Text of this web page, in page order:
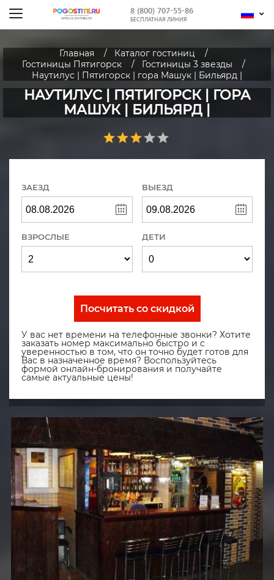
8 (800) 707-55-86
БЕСПЛАТНАЯ ЛИНИЯ
Главная
Каталог гостиниц
Гостиницы Пятигорск
Гостиницы 3 звезды
Наутилус | Пятигорск | гора Машук | Бильярд |
НАУТИЛУС | ПЯТИГОРСК | ГОРА
МАШУК | БИЛЬЯРД |
ЗАЕЗД ВЫЕЗД
ВЗРОСЛЫЕ ДЕТИ
Посчитать со скидкой
У вас нет времени на телефонные звонки? Хотите
заказать номер максимально быстро и с
уверенностью в том, что он точно будет готов для
Вас в назначенное время? Воспользуйтесь
формой онлайн-бронирования и получайте
самые актуальные цены!